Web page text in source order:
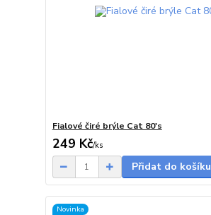
Fialové čiré brýle Cat 80's
249 Kč/ks
Přidat do košíku
Novinka